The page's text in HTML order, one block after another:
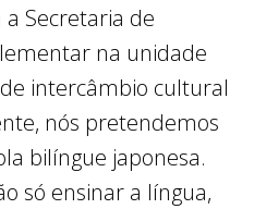
Secretaria de
na unidade
intercâmbio cultural
nós pretendemos
bilíngue japonesa.
só ensinar a língua,